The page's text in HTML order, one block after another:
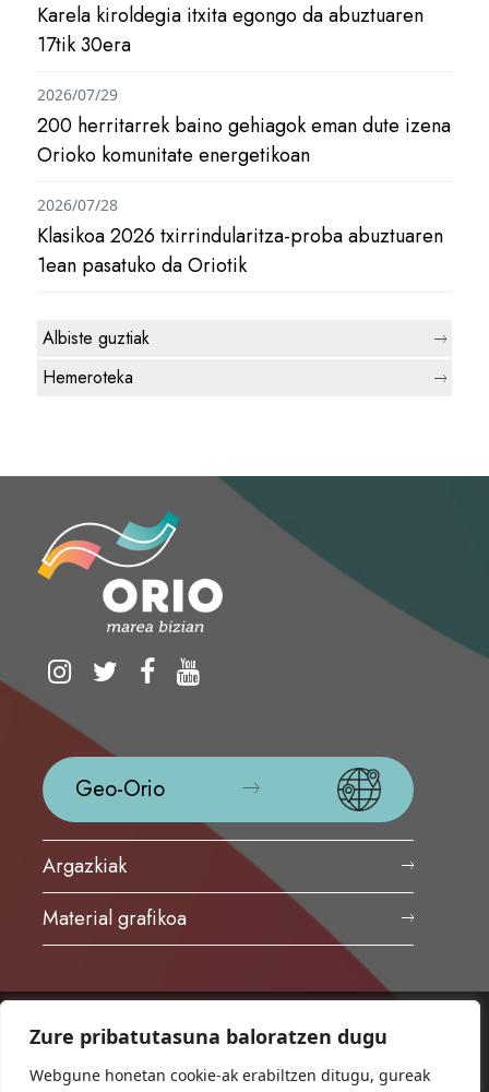
Zure pribatutasuna baloratzen dugu
Webgune honetan cookie-ak erabiltzen ditugu, gureak
Karela kiroldegia itxita egongo da abuztuaren
17tik 30era
200 herritarrek baino gehiagok eman dute izena
Orioko komunitate energetikoan
2026/07/29
Klasikoa 2026 txirrindularitza-proba abuztuaren
1ean pasatuko da Oriotik
2026/07/28
Albiste guztiak
Hemeroteka
Geo-Orio
Argazkiak
Material grafikoa
ORIOKO UDALA
Herriko plaza,1